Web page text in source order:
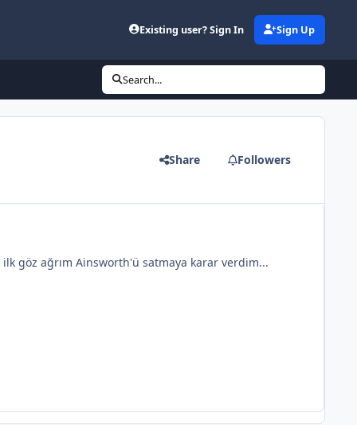
Existing user? Sign In Sign Up
Search...
Share Followers
göz ağrım Ainsworth'ü satmaya karar verdim...